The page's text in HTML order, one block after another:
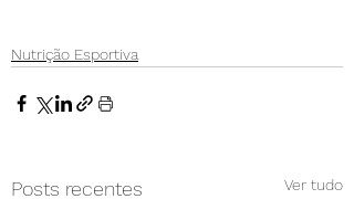
Nutrição Esportiva
Posts recentes Ver tudo